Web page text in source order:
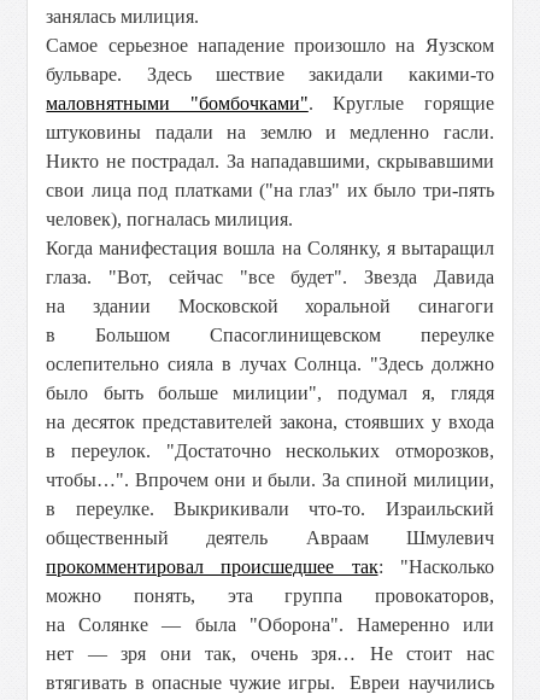
занялась милиция.
Самое серьезное нападение произошло на Яузском
бульваре. Здесь шествие закидали какими-то
маловнятными "бомбочками". Круглые горящие
штуковины падали на землю и медленно гасли.
Никто не пострадал. За нападавшими, скрывавшими
свои лица под платками ("на глаз" их было три-пять
человек), погналась милиция.
Когда манифестация вошла на Солянку, я вытаращил
глаза. "Вот, сейчас "все будет". Звезда Давида
на здании Московской хоральной синагоги
в Большом Спасоглинищевском переулке
ослепительно сияла в лучах Солнца. "Здесь должно
было быть больше милиции", подумал я, глядя
на десяток представителей закона, стоявших у входа
в переулок. "Достаточно нескольких отморозков,
чтобы…". Впрочем они и были. За спиной милиции,
в переулке. Выкрикивали что-то. Израильский
общественный деятель Авраам Шмулевич
прокомментировал происшедшее так: "Насколько
можно понять, эта группа провокаторов,
на Солянке — была "Оборона". Намеренно или
нет — зря они так, очень зря… Не стоит нас
втягивать в опасные чужие игры.
Евреи научились